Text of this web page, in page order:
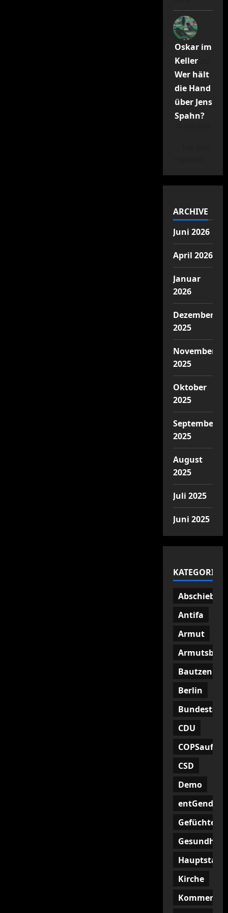
Oskar im
Kellerzu
Wer hält
die Hand
über Jens
Spahn?
ARCHIVE
Juni 2026
April 2026
Januar
2026
Dezember
2025
November
2025
Oktober
2025
September
2025
August
2025
Juli 2025
Juni 2025
KATEGORIEN
Antifa
Armut
Bautzen
Berlin
Bundestag
CDU
CSD
Demo
entGendern
Gefüchtete
Gesundheit
Hauptstadt
Kirche
Kommentar